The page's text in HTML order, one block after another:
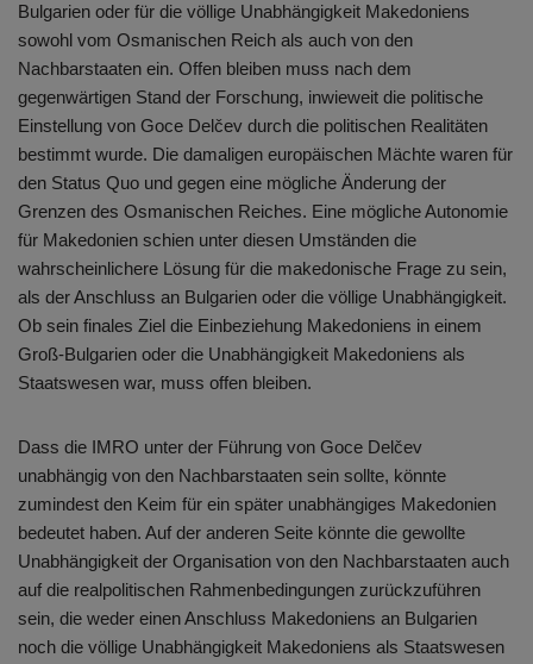
Bulgarien oder für die völlige Unabhängigkeit Makedoniens
sowohl vom Osmanischen Reich als auch von den
Nachbarstaaten ein. Offen bleiben muss nach dem
gegenwärtigen Stand der Forschung, inwieweit die politische
Einstellung von Goce Delčev durch die politischen Realitäten
bestimmt wurde. Die damaligen europäischen Mächte waren für
den Status Quo und gegen eine mögliche Änderung der
Grenzen des Osmanischen Reiches. Eine mögliche Autonomie
für Makedonien schien unter diesen Umständen die
wahrscheinlichere Lösung für die makedonische Frage zu sein,
als der Anschluss an Bulgarien oder die völlige Unabhängigkeit.
Ob sein finales Ziel die Einbeziehung Makedoniens in einem
Groß-Bulgarien oder die Unabhängigkeit Makedoniens als
Staatswesen war, muss offen bleiben.
Dass die IMRO unter der Führung von Goce Delčev
unabhängig von den Nachbarstaaten sein sollte, könnte
zumindest den Keim für ein später unabhängiges Makedonien
bedeutet haben. Auf der anderen Seite könnte die gewollte
Unabhängigkeit der Organisation von den Nachbarstaaten auch
auf die realpolitischen Rahmenbedingungen zurückzuführen
sein, die weder einen Anschluss Makedoniens an Bulgarien
noch die völlige Unabhängigkeit Makedoniens als Staatswesen